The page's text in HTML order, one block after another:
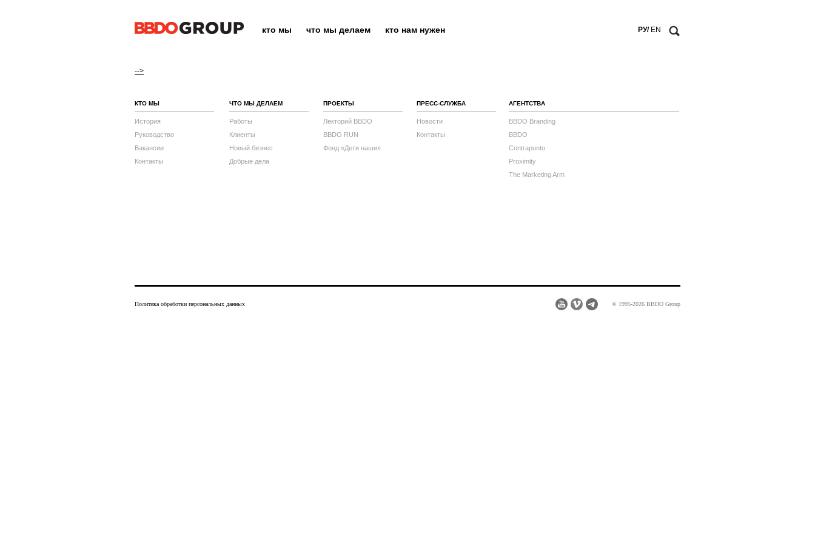
кто мы что мы делаем кто нам нужен РУ/ EN
-->
КТО МЫ
История
Руководство
Вакансии
Контакты
ЧТО МЫ ДЕЛАЕМ
Работы
Клиенты
Новый бизнес
Добрые дела
ПРОЕКТЫ
Лекторий BBDO
BBDO RUN
Фонд «Дети наши»
ПРЕСС-СЛУЖБА
Новости
Контакты
АГЕНТСТВА
BBDO Branding
BBDO
Contrapunto
Proximity
The Marketing Arm
© 1995-2026 BBDO Group
Политика обработки персональных данных